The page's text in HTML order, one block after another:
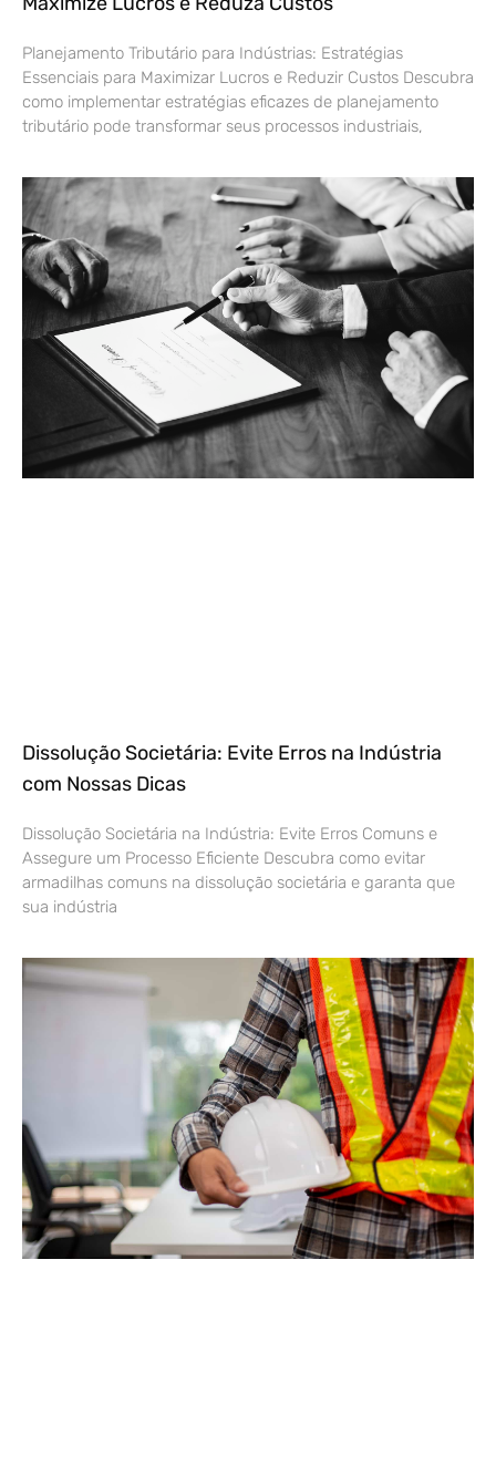
Planejamento Tributário para Indústrias: Estratégias
Essenciais para Maximizar Lucros e Reduzir Custos Descubra
como implementar estratégias eficazes de planejamento
tributário pode transformar seus processos industriais,
Dissolução Societária: Evite Erros na Indústria
com Nossas Dicas
Dissolução Societária na Indústria: Evite Erros Comuns e
Assegure um Processo Eficiente Descubra como evitar
armadilhas comuns na dissolução societária e garanta que
sua indústria